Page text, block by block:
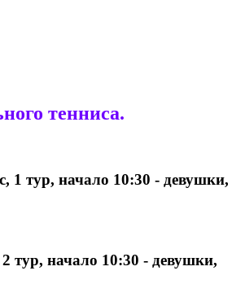
тенниса.
1 тур, начало 10:30 - девушки,
тур, начало 10:30 - девушки,